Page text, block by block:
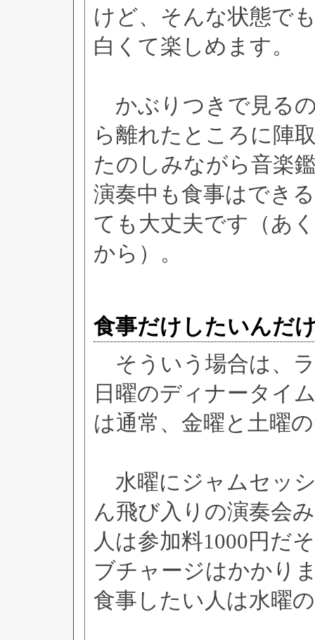
けど、そんな状態で
白くて楽しめます。
かぶりつきで見る
ら離れたところに陣
たのしみながら音楽
演奏中も食事はでき
ても大丈夫です（あ
から）。
食事だけしたいんだ
そういう場合は、
日曜のディナータイ
は通常、金曜と土曜
水曜にジャムセッ
ん飛び入りの演奏会
人は参加料1000円だ
ブチャージはかかり
食事したい人は水曜